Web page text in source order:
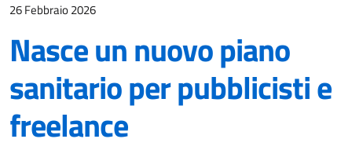
26 Febbraio 2026
Nasce un nuovo piano
sanitario per pubblicisti e
freelance